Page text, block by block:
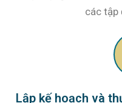
các tập
Lập kế hoạch và